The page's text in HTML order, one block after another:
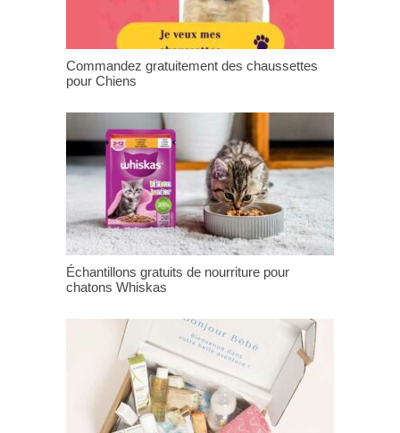
Commandez gratuitement des chaussettes
pour Chiens
Échantillons gratuits de nourriture pour
chatons Whiskas